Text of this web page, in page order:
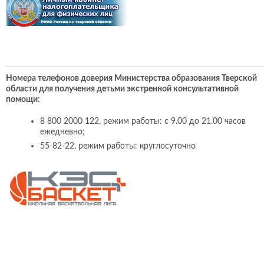
Номера телефонов доверия Министерства образования Тверской
области для получения детьми экстренной консультативной
помощи:
8 800 2000 122, режим работы: с 9.00 до 21.00 часов
ежедневно;
55-82-22, режим работы: круглосуточно